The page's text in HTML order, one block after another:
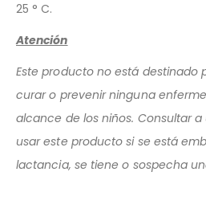
25 ° C.
Atención
Este producto no está destinado
curar o prevenir ninguna
alcance de los niños. Consultar
usar este producto si se está
lactancia, se tiene o sospecha